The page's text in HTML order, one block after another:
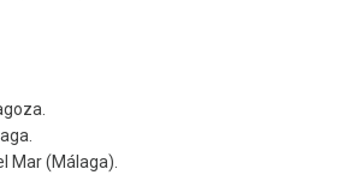
Mar (Málaga).